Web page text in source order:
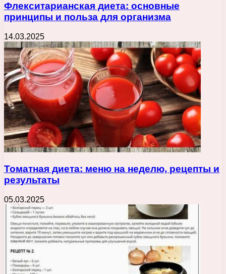
Флекситарианская диета: основные
принципы и польза для организма
14.03.2025
Томатная диета: меню на неделю, рецепты и
результаты
05.03.2025